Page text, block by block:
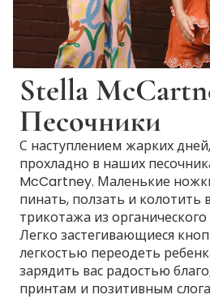
Stella
Песочники
С наступлением жарких
прохладно в наших
McCartney. Маленькие
пинать, ползать и колотить
трикотажа из
Легко застегивающиеся
легкостью переодеть
зарядить вас радостью
принтам и позитивным